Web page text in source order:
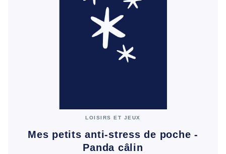
LOISIRS ET JEUX
Mes petits anti-stress de poche -
Panda câlin